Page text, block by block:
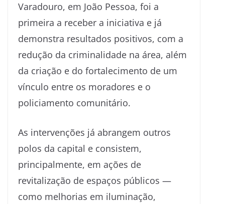
Varadouro, em João Pessoa, foi a
primeira a receber a iniciativa e já
demonstra resultados positivos, com a
redução da criminalidade na área, além
da criação e do fortalecimento de um
vínculo entre os moradores e o
policiamento comunitário.
As intervenções já abrangem outros
polos da capital e consistem,
principalmente, em ações de
revitalização de espaços públicos —
como melhorias em iluminação,